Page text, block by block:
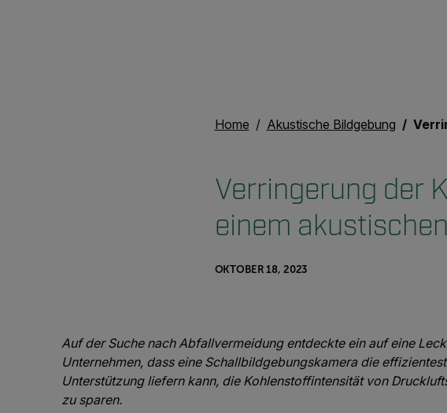
Home Akustische Bildgebung
Verringerung der
einem
OKTOBER 18, 2023
Auf der Suche nach Abfallvermeidung entdeckte ein auf eine
Unternehmen, dass eine Schallbildgebungskamera die
Unterstützung liefern kann, die Kohlenstoffintensität von
zu sparen.